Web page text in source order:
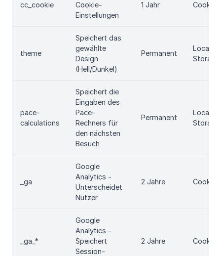
cc_cookie
Cookie-
Einstellungen
1 Jahr Cookie
theme
Speichert das
gewählte
Design
(Hell/Dunkel)
Permanent
Local
Storage
pace-
calculations
Speichert die
Eingaben des
Pace-
Rechners für
den nächsten
Besuch
Permanent
Local
Storage
_ga
Google
Analytics -
Unterscheidet
Nutzer
2 Jahre Cookie
_ga_*
Google
Analytics -
Speichert
Session-
2 Jahre Cookie